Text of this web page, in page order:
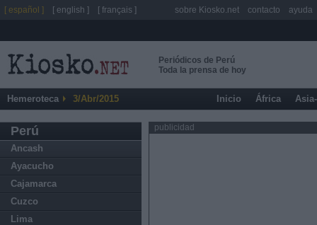
Periódicos de Perú
Toda la prensa de hoy
Hemeroteca 3/Abr/2015 Inicio África
Perú
Ancash
Ayacucho
Cajamarca
Cuzco
Lima
publicidad
[ español ] [ english ] [ français ] sobre Kiosko.net contacto ayuda